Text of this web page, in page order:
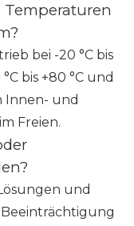
bei -20 °C bis
bis +80 °C und
Innen- und
Freien.
und